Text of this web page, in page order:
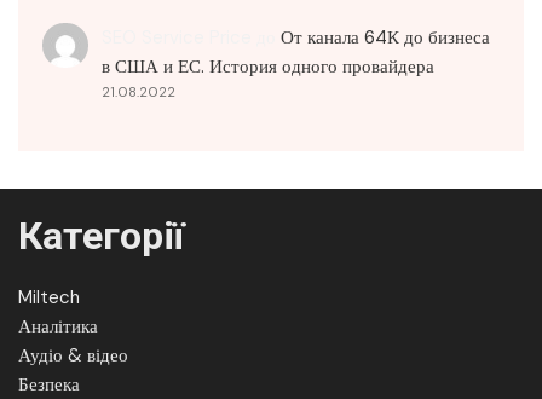
От канала 64К до бизнеса
в США и ЕС. История одного провайдера
21.08.2022
Категорії
Miltech
Аналітика
Аудіо & відео
Безпека